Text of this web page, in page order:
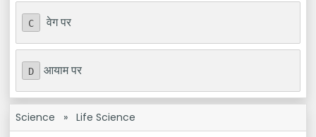
C वेग पर
D आयाम पर
Science » Life Science